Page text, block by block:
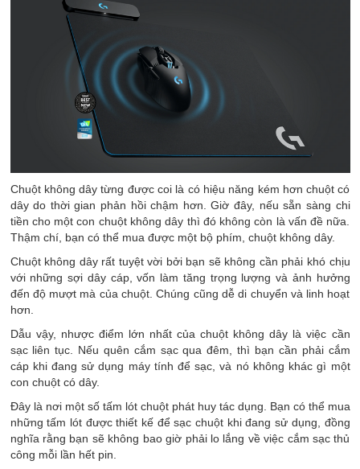
Chuột không dây từng được coi là có hiệu năng kém hơn chuột có
dây do thời gian phản hồi chậm hơn. Giờ đây, nếu sẵn sàng chi
tiền cho một con chuột không dây thì đó không còn là vấn đề nữa.
Thậm chí, bạn có thể mua được một bộ phím, chuột không dây.
Chuột không dây rất tuyệt vời bởi bạn sẽ không cần phải khó chịu
với những sợi dây cáp, vốn làm tăng trọng lượng và ảnh hưởng
đến độ mượt mà của chuột. Chúng cũng dễ di chuyển và linh hoạt
hơn.
Dẫu vậy, nhược điểm lớn nhất của chuột không dây là việc cần
sạc liên tục. Nếu quên cắm sạc qua đêm, thì bạn cần phải cắm
cáp khi đang sử dụng máy tính để sạc, và nó không khác gì một
con chuột có dây.
Đây là nơi một số tấm lót chuột phát huy tác dụng. Bạn có thể mua
những tấm lót được thiết kế để sạc chuột khi đang sử dụng, đồng
nghĩa rằng bạn sẽ không bao giờ phải lo lắng về việc cắm sạc thủ
công mỗi lần hết pin.